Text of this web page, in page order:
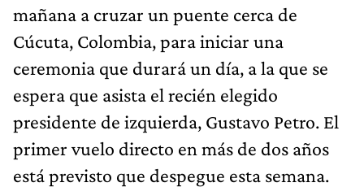
mañana a cruzar un puente cerca de
Cúcuta, Colombia, para iniciar una
ceremonia que durará un día, a la que se
espera que asista el recién elegido
presidente de izquierda, Gustavo Petro. El
primer vuelo directo en más de dos años
está previsto que despegue esta semana.